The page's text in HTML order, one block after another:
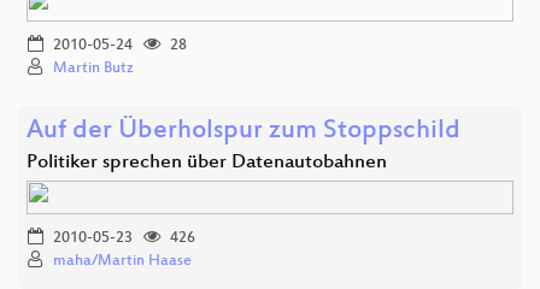
2010-05-24
28
Martin Butz
Auf der Überholspur zum Stoppschild
Politiker sprechen über Datenautobahnen
2010-05-23
426
maha/Martin Haase